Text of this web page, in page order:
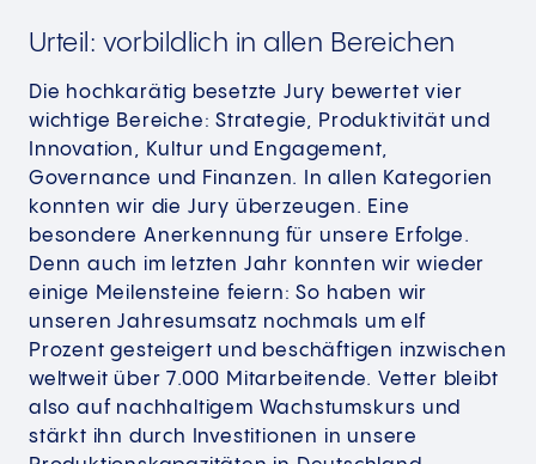
Urteil: vorbildlich in allen Bereichen
Die hochkarätig besetzte Jury bewertet vier
wichtige Bereiche: Strategie, Produktivität und
Innovation, Kultur und Engagement,
Governance und Finanzen. In allen Kategorien
konnten wir die Jury überzeugen. Eine
besondere Anerkennung für unsere Erfolge.
Denn auch im letzten Jahr konnten wir wieder
einige Meilensteine feiern: So haben wir
unseren Jahresumsatz nochmals um elf
Prozent gesteigert und beschäftigen inzwischen
weltweit über 7.000 Mitarbeitende. Vetter bleibt
also auf nachhaltigem Wachstumskurs und
stärkt ihn durch Investitionen in unsere